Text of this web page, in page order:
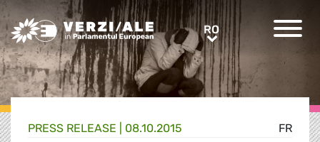
Greens/EFA Home RORO
FR
PRESS RELEASE | 08.10.2015